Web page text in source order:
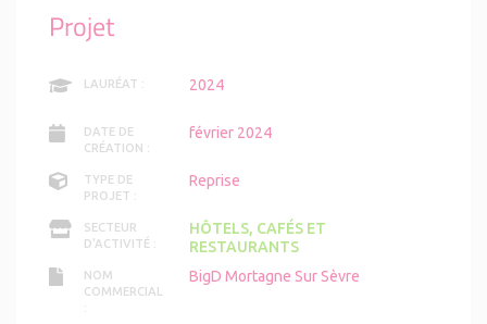
Projet
LAURÉAT : 2024
DATE DE
CRÉATION :
février 2024
TYPE DE
PROJET :
Reprise
SECTEUR
D'ACTIVITÉ :
HÔTELS, CAFÉS ET
RESTAURANTS
NOM
COMMERCIAL
:
BigD Mortagne Sur Sèvre